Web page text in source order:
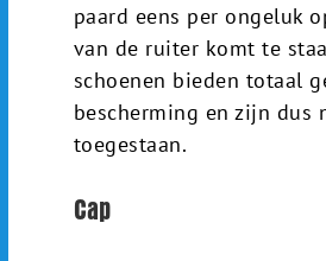
paard eens per ongeluk
van de ruiter komt te
schoenen bieden totaal
bescherming en zijn dus
toegestaan.
Cap